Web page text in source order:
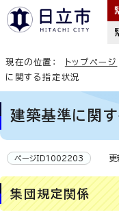
現在の位置： トップページ
に関する指定状況
建築基準に関
ページID1002203 更
集団規定関係